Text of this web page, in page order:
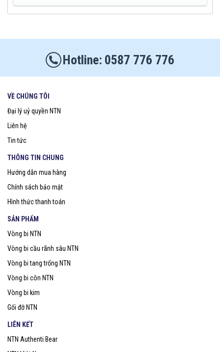
0587 776 776
VỀ CHÚNG TÔI
Đại lý uỷ quyền NTN
Liên hệ
Tin tức
THÔNG TIN CHUNG
Hướng dẫn mua hàng
Chính sách bảo mật
Hình thức thanh toán
SẢN PHẨM
Vòng bi NTN
Vòng bi cầu rãnh sâu NTN
Vòng bi tang trống NTN
Vòng bi côn NTN
Vòng bi kim
Gối đỡ NTN
LIÊN KẾT
NTN Authenti Bear